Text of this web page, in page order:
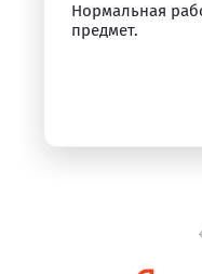
Нормальная
предмет.